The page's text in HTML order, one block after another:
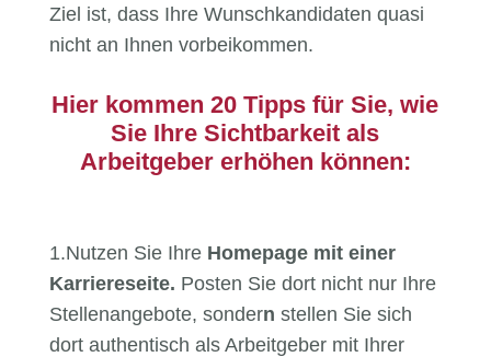
Ziel ist, dass Ihre Wunschkandidaten quasi
nicht an Ihnen vorbeikommen.
Hier kommen 20 Tipps für Sie, wie
Sie Ihre Sichtbarkeit als
Arbeitgeber erhöhen können:
1.Nutzen Sie Ihre Homepage mit einer
Karriereseite. Posten Sie dort nicht nur Ihre
Stellenangebote, sondern stellen Sie sich
dort authentisch als Arbeitgeber mit Ihrer